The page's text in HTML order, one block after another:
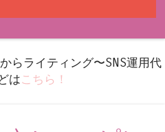
らライティング〜SNS運用代
はこちら！